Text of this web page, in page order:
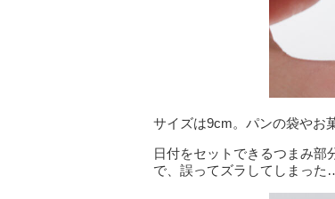
サイズは9cm。パンの袋やお
日付をセットできるつまみ部
で、誤ってズラしてしまった